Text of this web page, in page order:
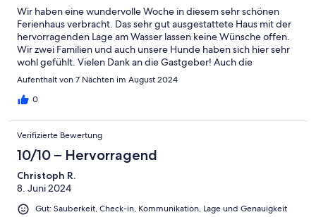
Wir haben eine wundervolle Woche in diesem sehr schönen
Ferienhaus verbracht. Das sehr gut ausgestattete Haus mit der
hervorragenden Lage am Wasser lassen keine Wünsche offen.
Wir zwei Familien und auch unsere Hunde haben sich hier sehr
wohl gefühlt. Vielen Dank an die Gastgeber! Auch die
Kommunikation mit Ihnen und der Hausdame waren prompt
und sehr nett. Wir werden bestimmt wiederkommen.
Aufenthalt von 7 Nächten im August 2024
0
Verifizierte Bewertung
10/10 – Hervorragend
Christoph R.
8. Juni 2024
Gut: Sauberkeit, Check-in, Kommunikation, Lage und Genauigkeit